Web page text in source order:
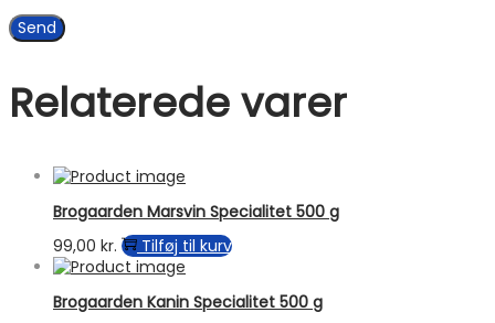
Relaterede varer
Brogaarden Marsvin Specialitet 500 g
99,00 kr. Tilføj til kurv
Brogaarden Kanin Specialitet 500 g